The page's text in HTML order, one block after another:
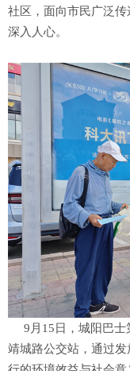
社区，面向市民广泛
深入人心。
9月15日，城阳巴士
靖城路公交站，通过